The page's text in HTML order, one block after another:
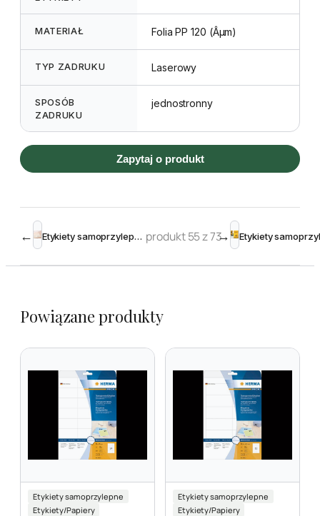
MATERIAŁ Folia PP 120 (Âµm)
TYP ZADRUKU Laserowy
SPOSÓB
ZADRUKU
jednostronny
Zapytaj o produkt
← Etykiety samoprzylepne przezroczyste błyszczące 63,5 x 38,1mm (525szt) produkt 55 z 73→
Powiązane produkty
Etykiety samoprzylepne
Etykiety/Papiery
Etykiety samoprzylepne
Etykiety/Papiery